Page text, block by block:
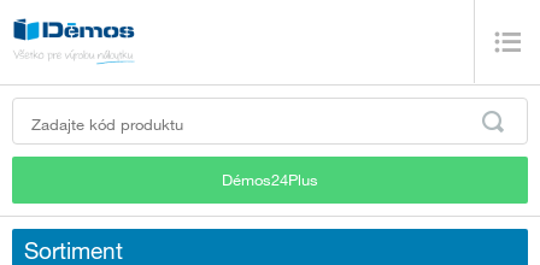
Démos24Plus
Sortiment